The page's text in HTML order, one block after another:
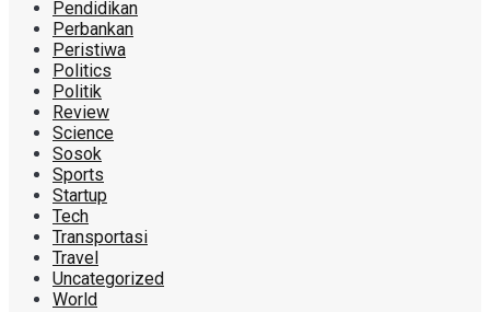
Pendidikan
Perbankan
Peristiwa
Politics
Politik
Review
Science
Sosok
Sports
Startup
Tech
Transportasi
Travel
Uncategorized
World